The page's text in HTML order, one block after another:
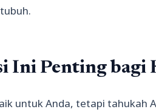
Ini Penting bagi
untuk Anda, tetapi tahukah